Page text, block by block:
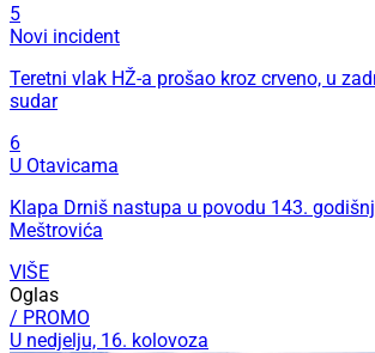
5
Novi incident
Teretni vlak HŽ-a prošao kroz crveno, u
sudar
6
U Otavicama
Klapa Drniš nastupa u povodu 143.
Meštrovića
VIŠE
Oglas
/ PROMO
U nedjelju, 16. kolovoza